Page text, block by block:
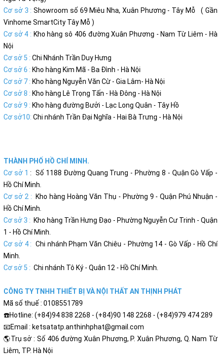
Cơ sở 3 : Showroom số 69 Miêu Nha, Xuân Phương - Tây Mỗ ( Gần
Vinhome SmartCity Tây Mỗ )
Cơ sở 4 : Kho hàng sô 406 đường Xuân Phương - Nam Từ Liêm - Hà
Nội
Cơ sở 5 : Chi Nhánh Trần Duy Hưng
Cơ sở 6 : Kho hàng Kim Mã - Ba Đình - Hà Nội
Cơ sở 7 : Kho hàng Nguyễn Văn Cừ - Gia Lâm- Hà Nội
Cơ sở 8 : Kho hàng Lê Trọng Tấn - Hà Đông - Hà Nội
Cơ sở 9 : Kho hàng đường Bưởi - Lạc Long Quân - Tây Hồ
Cơ sở10: Chi nhánh Trần Đại Nghĩa - Hai Bà Trưng - Hà Nội
THÀNH PHỐ HỒ CHÍ MINH.
Cơ sở 1: Số 1188 Đường Quang Trung - Phường 8 - Quận Gò Vấp -
Hồ Chí Minh.
Cơ sở 2 : Kho hàng Hoàng Văn Thụ - Phường 9 - Quận Phú Nhuận -
Hồ Chí Minh.
Cơ sở 3 : Kho hàng Trần Hưng Đạo - Phường Nguyễn Cư Trinh - Quận
1 - Hồ Chí Minh.
Cơ sở 4 : Chi nhánh Phạm Văn Chiêu - Phường 14 - Gò Vấp - Hồ Chí
Minh.
Cơ sở 5 : Chi nhánh Tô Ký - Quân 12 - Hồ Chí Minh.
CÔNG TY TNHH THIẾT BỊ VÀ NỘI THẤT AN THỊNH PHÁT
Mã số thuế : 0108551789
☎️Hotline: (+84)94 838 2268 - (+84)90 148 2268 - (+84)979 474 289
📧Email : ketsatatp.anthinhphat@gmail.com
🌎Trụ sở : Số 406 đường Xuân Phương, P. Xuân Phương, Q. Nam Từ
Liêm, TP. Hà Nội